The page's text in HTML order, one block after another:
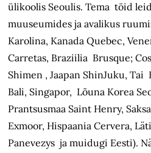
ülikoolis Seoulis. Tema töid
muuseumides ja avalikus
Karolina, Kanada Quebec,
Carretas, Braziilia Brusque;
Shimen , Jaapan ShinJuku, Tai
Bali, Singapor, Lõuna Korea
Prantsusmaa Saint Henry,
Exmoor, Hispaania Cervera,
Panevezys ja muidugi Eesti).